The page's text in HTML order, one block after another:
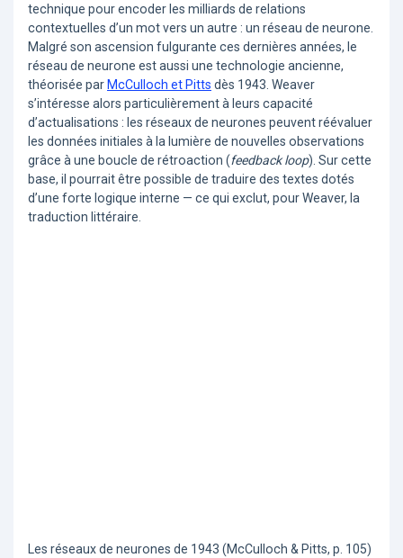
technique pour encoder les milliards de relations
contextuelles d’un mot vers un autre : un réseau de neurone.
Malgré son ascension fulgurante ces dernières années, le
réseau de neurone est aussi une technologie ancienne,
théorisée par McCulloch et Pitts dès 1943. Weaver
s’intéresse alors particulièrement à leurs capacité
d’actualisations : les réseaux de neurones peuvent réévaluer
les données initiales à la lumière de nouvelles observations
grâce à une boucle de rétroaction (feedback loop). Sur cette
base, il pourrait être possible de traduire des textes dotés
d’une forte logique interne — ce qui exclut, pour Weaver, la
traduction littéraire.
Les réseaux de neurones de 1943 (McCulloch & Pitts, p. 105)